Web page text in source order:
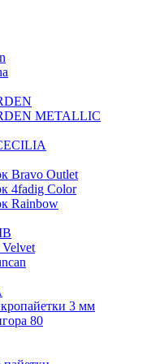
METALLIC
Bravo Outlet
4fadig Color
Rainbow
3 мм
80